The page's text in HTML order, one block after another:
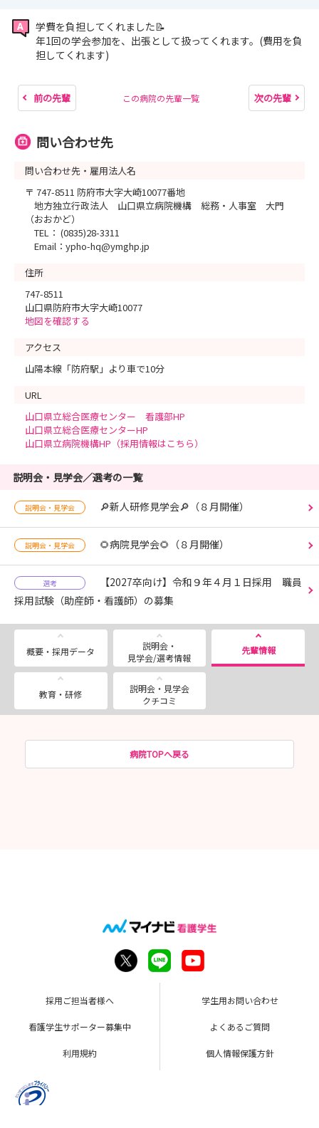
学費を負担してくれました📝
年1回の学会参加を、出張として扱ってくれます。(費用を負
担してくれます)
前の先輩 この病院の先輩一覧 次の先輩
問い合わせ先
問い合わせ先・雇用法人名
〒 747-8511 防府市大字大崎10077番地
地方独立行政法人 山口県立病院機構 総務・人事室 大門
（おおかど）
TEL： (0835)28-3311
Email：ypho-hq@ymghp.jp
住所
747-8511
山口県防府市大字大崎10077
地図を確認する
アクセス
山陽本線「防府駅」より車で10分
URL
山口県立総合医療センター 看護部HP
山口県立総合医療センターHP
山口県立病院機構HP（採用情報はこちら）
説明会・見学会／選考の一覧
説明会・見学会 🔎新人研修見学会🔎（８月開催）
説明会・見学会 🌻病院見学会🌻（８月開催）
選考
【2027卒向け】令和９年４月１日採用 職員
採用試験（助産師・看護師）の募集
概要・採用データ
説明会・
見学会/選考情報
先輩情報
教育・研修
説明会・見学会
クチコミ
病院TOPへ戻る
採用ご担当者様へ 学生用お問い合わせ
看護学生サポーター募集中 よくあるご質問
利用規約 個人情報保護方針